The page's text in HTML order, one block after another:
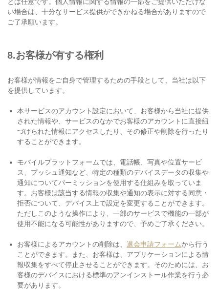
い場合は、⼗分なサービス提供ができかねる場合がありますので
ご了承願います。
8.お客様が有する権利
お客様が情報をご自身で管理するための手段として、当社は以下
を提供しています。
本サービスのアカウント設定において、お客様から当社に提供
された情報や、サービスのなかでお客様のアカウントに直接紐
づけられた情報にアクセスしたり、その修正や削除を行ったり
することができます。
モバイルプラットフォームでは、電話帳、写真や位置サービ
ス、プッシュ通知など、特定の種類のデバイスデータの収集や
通知についてパーミッションを使用する仕組みを取っていま
す。お客様は該当する情報の収集や通知の表示に対する同意・
拒否について、デバイス上で設定を変更することができます。
ただしこのような操作により、一部のサービスで機能の一部が
使用不能になる可能性がありますので、予めご了承ください。
お客様によるアカウントの削除は、 退会申請フォームから行う
ことができます。また、お客様は、アプリケーションによる情
報収集をすべて停止させることができます。そのためには、お
客様のデバイスにおける標準のアンインストール作業を行う必
要があります。